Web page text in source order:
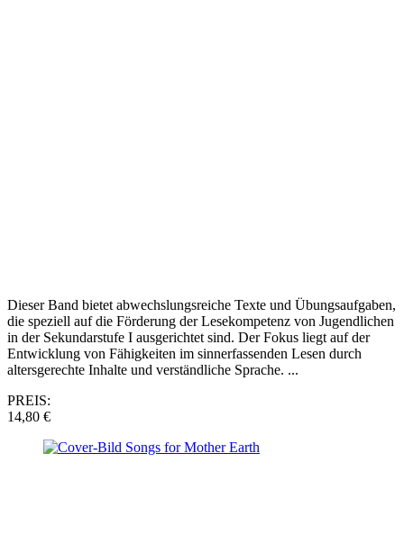
Dieser Band bietet abwechslungsreiche Texte und Übungsaufgaben,
die speziell auf die Förderung der Lesekompetenz von Jugendlichen
in der Sekundarstufe I ausgerichtet sind. Der Fokus liegt auf der
Entwicklung von Fähigkeiten im sinnerfassenden Lesen durch
altersgerechte Inhalte und verständliche Sprache. ...
PREIS:
14,80 €